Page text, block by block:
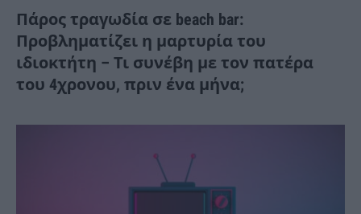
Πάρος τραγωδία σε beach bar:
Προβληματίζει η μαρτυρία του
ιδιοκτήτη – Τι συνέβη με τον πατέρα
του 4χρονου, πριν ένα μήνα;